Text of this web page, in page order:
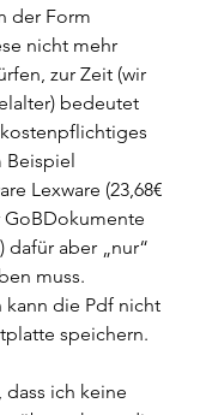
der Form
nicht mehr
zur Zeit (wir
bedeutet
Beispiel
Lexware (23,68€
GoBDokumente
dafür aber „nur“
muss.
die Pdf nicht
speichern.
ich keine